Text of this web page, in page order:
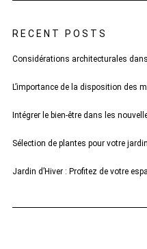
RECENT POSTS
Considérations architecturales
L’importance de la disposition des
Intégrer le bien-être dans les
Sélection de plantes pour votre
Jardin d’Hiver : Profitez de votre